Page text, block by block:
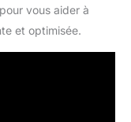
vous aider à
et optimisée.